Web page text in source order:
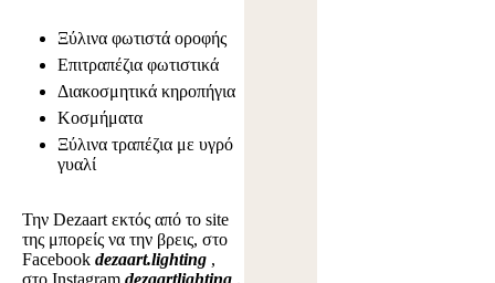
Ξύλινα φωτιστά οροφής
Επιτραπέζια φωτιστικά
Διακοσμητικά κηροπήγια
Κοσμήματα
Ξύλινα τραπέζια με υγρό
γυαλί
Την Dezaart εκτός από το site
της μπορείς να την βρεις, στο
Facebook dezaart.lighting ,
στο Instagram dezaartlighting ,